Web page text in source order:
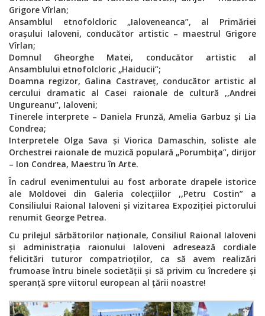
Grigore Vîrlan;
Ansamblul etnofolcloric „Ialoveneanca”, al Primăriei
orașului Ialoveni, conducător artistic – maestrul Grigore
Vîrlan;
Domnul Gheorghe Matei, conducător artistic al
Ansamblului etnofolcloric „Haiducii”;
Doamna regizor, Galina Castraveț, conducător artistic al
cercului dramatic al Casei raionale de cultură ,,Andrei
Ungureanu”, Ialoveni;
Tinerele interprete – Daniela Frunză,Amelia Garbuzși Lia
Condrea;
Interpretele Olga Sava și Viorica Damaschin, soliste ale
Orchestrei raionale de muzică populară „Porumbiţa”, dirijor
– Ion Condrea, Maestru în Arte.
În cadrul evenimentului au fost arborate drapele istorice
ale Moldovei din Galeria colecțiilor ,,Petru Costin” a
Consiliului Raional Ialoveni și vizitarea Expoziției pictorului
renumit George Petrea.
Cu prilejul sărbătorilor naționale, Consiliul Raional Ialoveni
și administrația raionului Ialoveni adresează cordiale
felicitări tuturor compatrioților, ca să avem realizări
frumoase întru binele societății și să privim cu încredere și
speranță spre viitorul european al țării noastre!